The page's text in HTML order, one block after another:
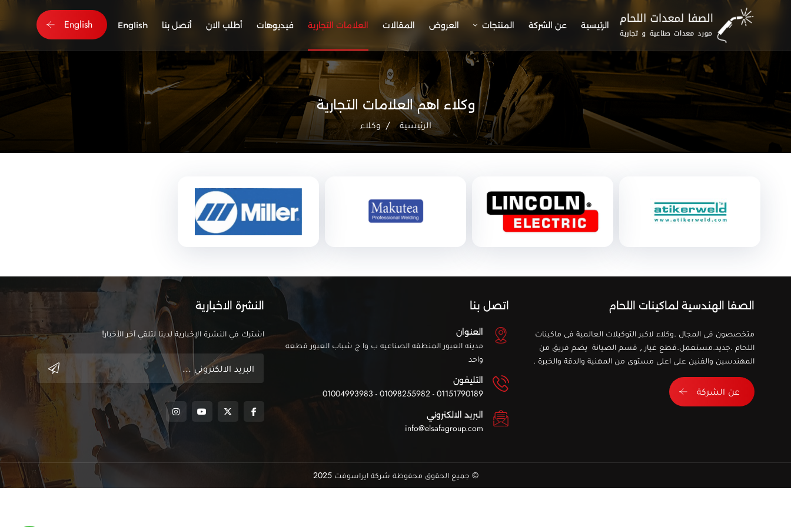
الرئيسية عن الشركة المنتجات العروض المقالات العلامات التجارية فيديوهات أطلب الان أتصل بنا English
English
وكلاء اهم العلامات التجارية
الرئيسية وكلاء
الصفا الهندسية لماكينات اللحام
متخصصون فى المجال .وكلاء لاكبر التوكيلات العالمية فى ماكينات
اللحام .جديد.مستعمل.قطع غيار , قسم الصيانة يضم فريق من
المهندسين والفنين على اعلى مستوى من المهنية والدقة والخبرة .
عن الشركة
اتصل بنا
العنوان
مدينه العبور المنطقه الصناعيه ب وا ج شباب العبور قطعه
واحد
التليفون
01151790189 - 01098255982 - 01004993983
البريد الالكتروني
info@elsafagroup.com
النشرة الاخبارية
اشترك في النشرة الإخبارية لدينا لتلقي آخر الأخبار!
© جميع الحقوق محفوظة شركة ايراسوفت 2025